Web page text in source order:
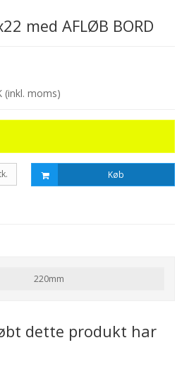
med AFLØB BORD
(inkl. moms)
Køb
220mm
dette produkt har